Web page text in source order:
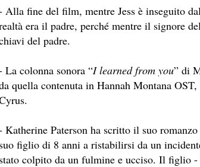
Alla fine del film, mentre Jess è inseguito
era il padre, perché mentre il signore
del padre.
La colonna sonora “I learned from you” di
quella contenuta in Hannah Montana
Katherine Paterson ha scritto il suo
suo figlio di 8 anni a ristabilirsi da un
stato colpito da un fulmine e ucciso. Il figlio